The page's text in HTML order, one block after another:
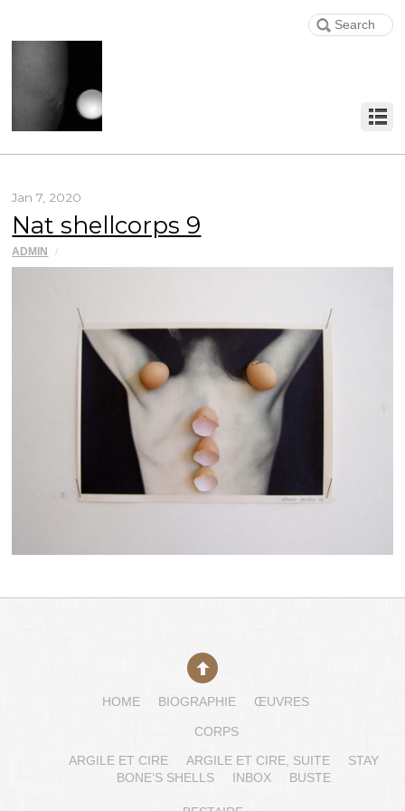
Jan 7, 2020
Nat shellcorps 9
ADMIN /
HOME BIOGRAPHIE ŒUVRES
CORPS
ARGILE ET CIRE ARGILE ET CIRE, SUITE
STAY
BONE’S SHELLS
INBOX BUSTE